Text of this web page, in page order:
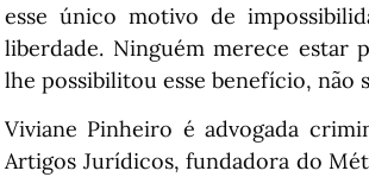
esse único motivo de
liberdade. Ninguém merece estar
lhe possibilitou esse benefício, não
Viviane Pinheiro é advogada
Artigos Jurídicos, fundadora do